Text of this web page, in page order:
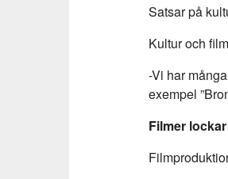
Satsar på
Kultur och
-Vi har
exempel
Filmer